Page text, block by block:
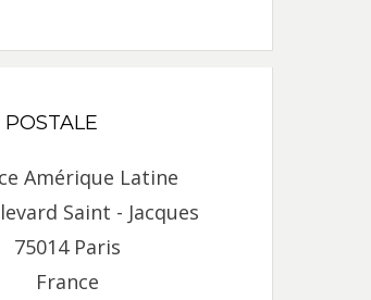
Amérique Latine
Saint - Jacques
75014 Paris
France